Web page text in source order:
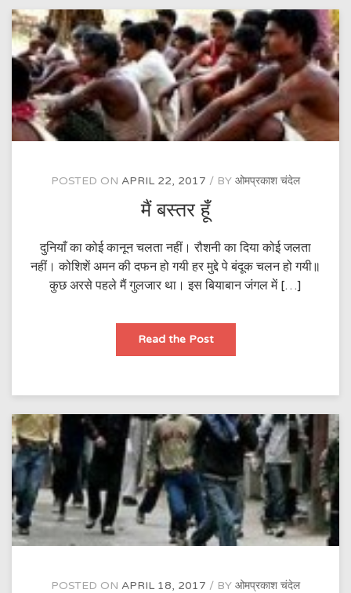
POSTED ON APRIL 22, 2017 BY ओमप्रकाश चंदेल
मैं बस्तर हूँ
दुनियाँ का कोई कानून चलता नहीं। रौशनी का दिया कोई जलता
नहीं। कोशिशें अमन की दफन हो गयी हर मुद्दे पे बंदूक चलन हो गयी॥
कुछ अरसे पहले मैं गुलजार था। इस बियाबान जंगल में […]
Read the Postमैं
हूँ
POSTED ON APRIL 18, 2017 BY ओमप्रकाश चंदेल